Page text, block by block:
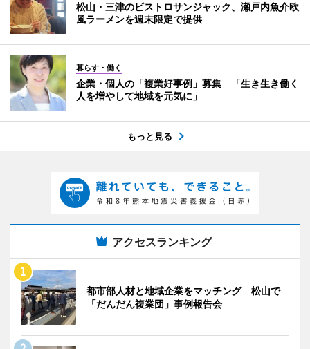
松山・三津のビストロサンジャック、瀬戸内魚介欧
風ラーメンを週末限定で提供
暮らす・働く
企業・個人の「複業好事例」募集 「生き生き働く
人を増やして地域を元気に」
もっと見る
アクセスランキング
都市部人材と地域企業をマッチング 松山で
「だんだん複業団」事例報告会